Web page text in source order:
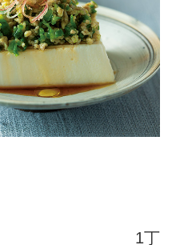
1丁